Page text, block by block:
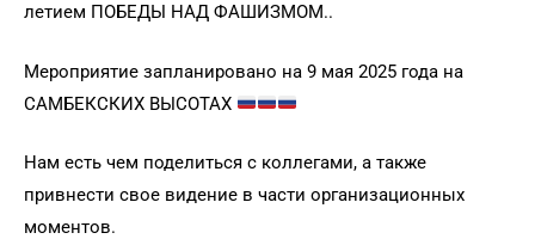
летием ПОБЕДЫ НАД ФАШИЗМОМ..
Мероприятие запланировано на 9 мая 2025 года на
САМБЕКСКИХ ВЫСОТАХ
Нам есть чем поделиться с коллегами, а также
привнести свое видение в части организационных
моментов.